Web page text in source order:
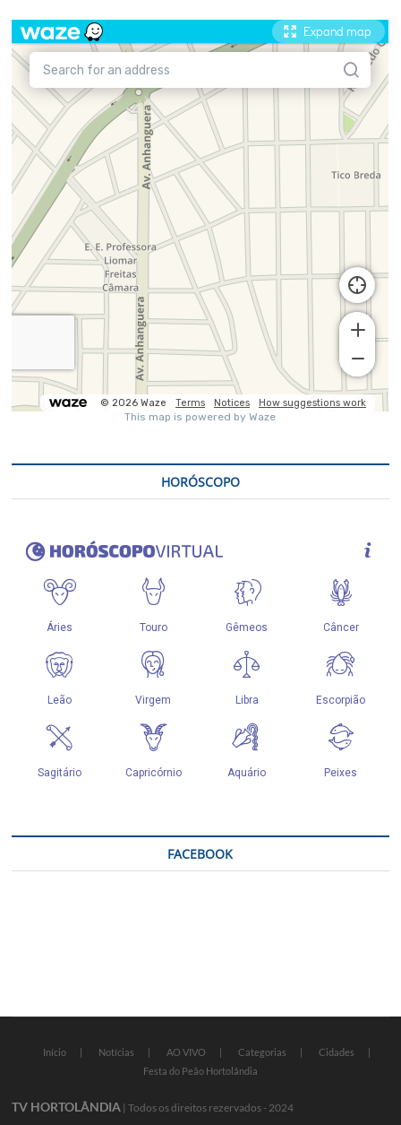
HORÓSCOPO
FACEBOOK
Início Notícias AO VIVO Categorias
Cidades
Festa do Peão Hortolândia
TV HORTOLÂNDIA | Todos os direitos rezervados - 2024